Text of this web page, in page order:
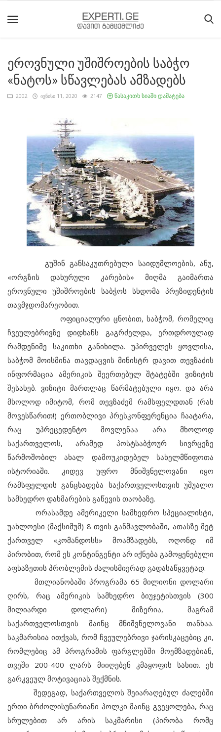
მთავარი
მიმდინარე
მოვლენები
შესახებ
ეროვნული
მოძრაობის
ისტორია
სტატიები
ეროვნული უშიშროების საბჭო
«ნატოს» სწავლებას ამზადებს
2002 ივნისი 11, 2020 2147 წასაკითხ სიაში დამატება
გუშინ განსაკუთრებული საიდუმლოების, ანუ,
«ორგზის დახურული კარების» მიღმა გაიმართა
ეროვნული უშიშროების საბჭოს სხდომა პრეზიდენტის
თავმჯდომარეობით.
ოფიციალური ცნობით, საბჭომ, რომელიც
ჩვეულებრივზე დიდხანს გაგრძელდა, ერთდროულად
რამდენიმე საკითხი განიხილა. უპირველეს ყოვლისა,
საბჭომ მოისმინა თავდაცვის მინისტრ დავით თევზაძის
ინფორმაცია ამერიკის შეერთებულ შტატებში ვიზიტის
შესახებ. ვიზიტი მართლაც წარმატებული იყო. და არა
მხოლოდ იმიტომ, რომ თევზაძემ რამსფელდთან (რას
მოვესწარით!) ერთობლივი პრესკონფერენცია ჩაატარა,
რაც უპრეცედენტო მოვლენაა არა მხოლოდ
საქართველოს, არამედ პოსტსაბჭოურ სივრცეზე
წარმოშობილ ახალ დამოუკიდებელ სახელმწიფოთა
ისტორიაში. კიდევ უფრო მნიშვნელოვანი იყო
რამსფელდის განცხადება საქართველოსთვის უშუალო
სამხედრო დახმარების გაწევის თაობაზე.
ორასამდე ამერიკელი სამხედრო სპეციალისტი,
უახლოესი (მაქსიმუმ) 8 თვის განმავლობაში, ათასზე მეტ
ქართველ «კომანდოსს» მოამზადებს, ოღონდ იმ
პირობით, რომ ეს კონტინგენტი არ იქნება გამოყენებული
აფხაზეთის პრობლემის ძალისმიერად გადასაწყვეტად.
მთლიანობაში პროგრამა 65 მილიონი დოლარი
ღირს, რაც ამერიკის სამხედრო ბიუჯეტისთვის (300
მილიარდი დოლარი) მიზერია, მაგრამ
საქართველოსთვის მაინც მნიშვნელოვანი თანხაა.
საკმარისია ითქვას, რომ ჩვეულებრივი ჯარისკაცებიც კი,
რომლებიც ამ პროგრამის ფარგლებში მოემზადებიან,
თვეში 200-400 ლარს მიიღებენ კმაყოფის სახით. ეს
გარკვეულ მოტივაციას შექმნის.
შედეგად, საქართველოს შეიარაღებულ ძალებში
ერთი ბრძოლისუნარიანი პოლკი მაინც გვეყოლება, რაც
სრულებით არ არის საკმარისი (პირობა რომც